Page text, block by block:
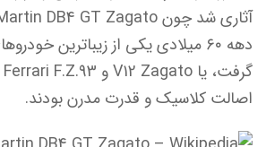
دهه ۶۰ میلادی یکی از زیباترین
اصالت کلاسیک و قدرت مدرن بودند.